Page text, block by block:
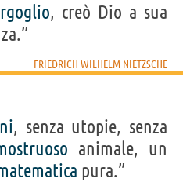
, creò Dio a sua
FRIEDRICH WILHELM NIETZSCHE
, senza utopie, senza
animale, un
pura.”